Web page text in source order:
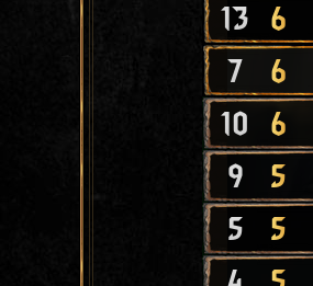
13 6
7 6
10 6
9 5
5 5